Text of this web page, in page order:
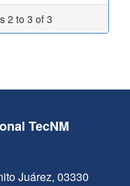
2 to 3 of 3
TecNM
Juárez, 03330